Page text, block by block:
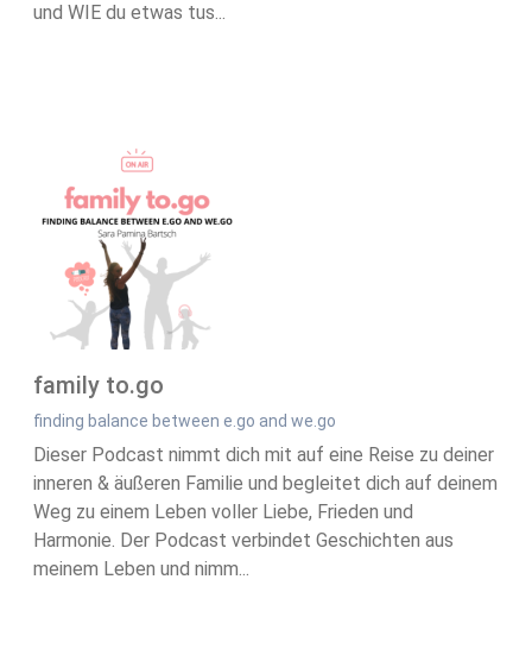
und WIE du etwas tus...
family to.go
finding balance between e.go and we.go
Dieser Podcast nimmt dich mit auf eine Reise zu deiner
inneren & äußeren Familie und begleitet dich auf deinem
Weg zu einem Leben voller Liebe, Frieden und
Harmonie. Der Podcast verbindet Geschichten aus
meinem Leben und nimm...